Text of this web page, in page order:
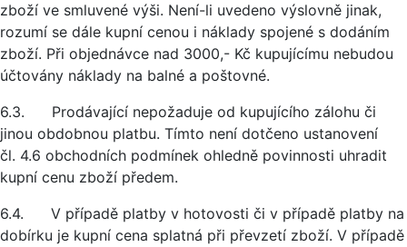
zboží ve smluvené výši. Není-li uvedeno výslovně jinak,
rozumí se dále kupní cenou i náklady spojené s dodáním
zboží. Při objednávce nad 3000,- Kč kupujícímu nebudou
účtovány náklady na balné a poštovné.
6.3. Prodávající nepožaduje od kupujícího zálohu či
jinou obdobnou platbu. Tímto není dotčeno ustanovení
čl. 4.6 obchodních podmínek ohledně povinnosti uhradit
kupní cenu zboží předem.
6.4. V případě platby v hotovosti či v případě platby na
dobírku je kupní cena splatná při převzetí zboží. V případě